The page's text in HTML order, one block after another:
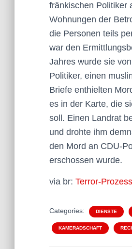
fränkischen Politiker
Wohnungen der
die Personen teils
war den
Jahres wurde sie
Politiker, einen
Briefe enthielten
es in der Karte, die
soll. Einen Landrat
und drohte ihm
den Mord an CDU-
erschossen wurde.
via br: Terror-
Categories: DIENSTE
KAMERADSCHAFT